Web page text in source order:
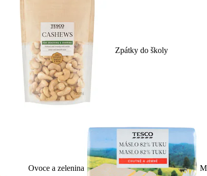
Zpátky do školy
Ovoce a zelenina